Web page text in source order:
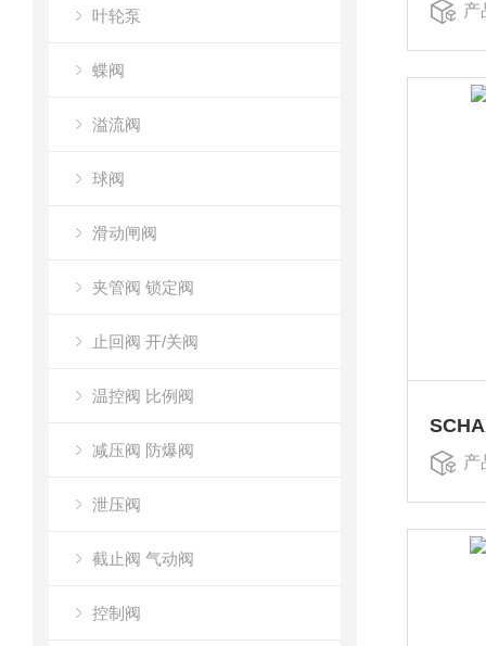
叶轮泵
蝶阀
溢流阀
球阀
滑动闸阀
夹管阀 锁定阀
止回阀 开/关阀
温控阀 比例阀
减压阀 防爆阀
泄压阀
截止阀 气动阀
控制阀
产
产